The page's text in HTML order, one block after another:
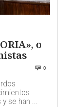
o
0
se han ...